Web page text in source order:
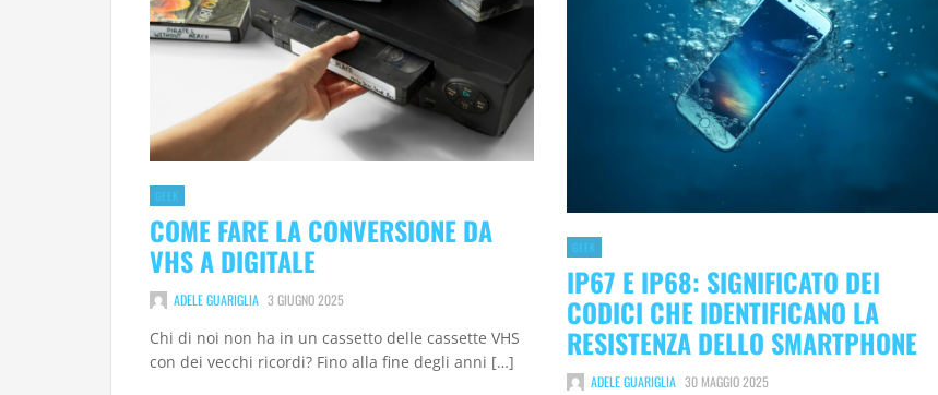
GEEK
COME FARE LA CONVERSIONE DA
VHS A DIGITALE
ADELE GUARIGLIA 3 GIUGNO 2025
Chi di noi non ha in un cassetto delle cassette VHS
con dei vecchi ricordi? Fino alla fine degli anni […]
GEEK
IP67 E IP68: SIGNIFICATO DEI
CODICI CHE IDENTIFICANO LA
RESISTENZA DELLO SMARTPHONE
ADELE GUARIGLIA 30 MAGGIO 2025